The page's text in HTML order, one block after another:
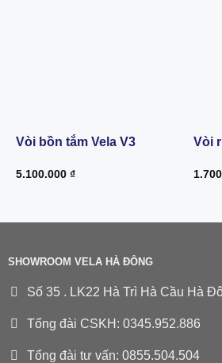
Vòi bồn tắm Vela V3
5.100.000 ₫
Vòi
SHOWROOM VELA HÀ ĐÔNG
Số 35 . LK22 Hà Trì Hà Cầu Hà
Tổng đài CSKH: 0345.952.886
Tổng đài tư vấn: 0855.504.504